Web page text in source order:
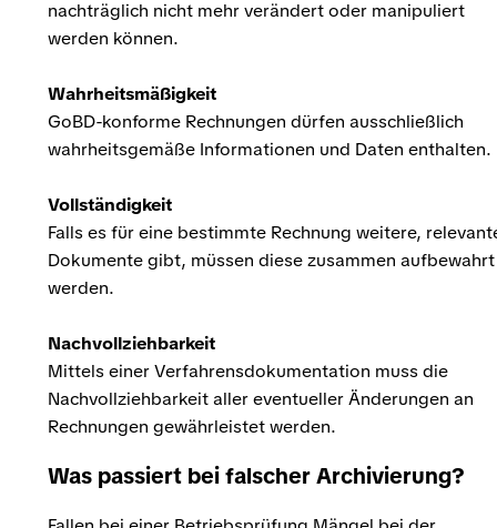
nachträglich nicht mehr verändert oder manipuliert
werden können.
Wahrheitsmäßigkeit
GoBD-konforme Rechnungen dürfen ausschließlich
wahrheitsgemäße Informationen und Daten enthalten.
Vollständigkeit
Falls es für eine bestimmte Rechnung weitere,
Dokumente gibt, müssen diese zusammen aufbewahrt
werden.
Nachvollziehbarkeit
Mittels einer Verfahrensdokumentation muss die
Nachvollziehbarkeit aller eventueller Änderungen an
Rechnungen gewährleistet werden.
Was passiert bei falscher Archivierung?